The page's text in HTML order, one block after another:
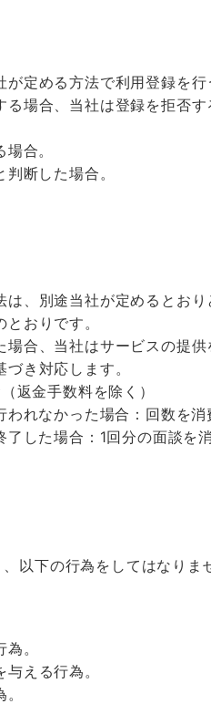
定める方法で利用登録を行
場合、当社は登録を拒否す
合。
断した場合。
、別途当社が定めるとおり
おりです。
合、当社はサービスの提供
き対応します。
返金手数料を除く）
れなかった場合：回数を
した場合：1回分の面談を
以下の行為をしてはなりま
。
える行為。